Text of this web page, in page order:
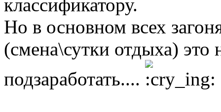
классификатору.
Но в основном всех
(смена\сутки отдыха)
подзаработать....